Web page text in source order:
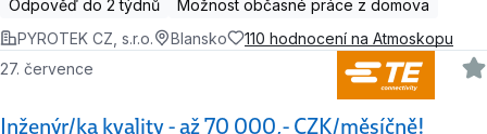
Odpověď do 2 týdnů
Možnost občasné práce z domova
PYROTEK CZ, s.r.o.
Blansko 110 hodnocení na Atmoskopu
Inženýr/ka kvality - až 70 000,- CZK/měsíčně!
27. července